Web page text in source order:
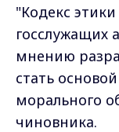
"Кодекс
госслужащих
мнению
стать
морального
чиновника.